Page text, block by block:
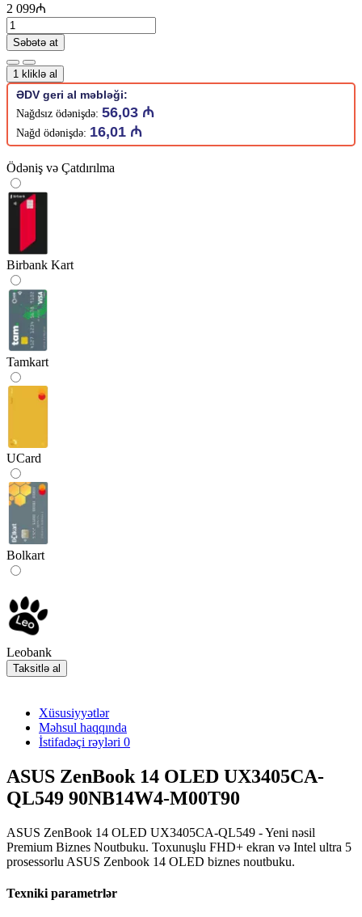
2 099₼
Səbətə at
1 kliklə al
ƏDV geri al məbləği:
Nağdsız ödənişdə: 56,03 ₼
Nağd ödənişdə: 16,01 ₼
Ödəniş və Çatdırılma
Birbank Kart
Tamkart
UCard
Bolkart
Leobank
Taksitlə al
Xüsusiyyətlər
Məhsul haqqında
İstifadəçi rəyləri 0
ASUS ZenBook 14 OLED UX3405CA-
QL549 90NB14W4-M00T90
ASUS ZenBook 14 OLED UX3405CA-QL549 - Yeni nəsil
Premium Biznes Noutbuku. Toxunuşlu FHD+ ekran və Intel ultra 5
prosessorlu ASUS Zenbook 14 OLED biznes noutbuku.
Texniki parametrlər